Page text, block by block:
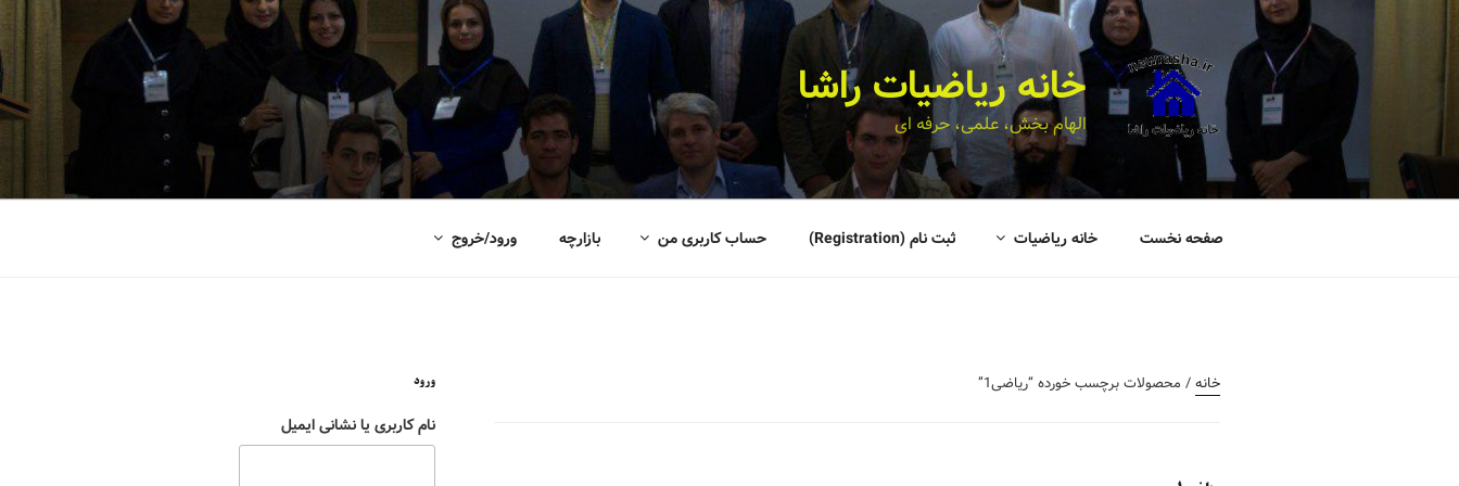
خانه ریاضیات راشا
الهام بخش، علمی، حرفه ای
صفحه نخست خانه ریاضیات ثبت نام (Registration) حساب کاربری من بازارچه ورود/خروج
خانه/ محصولات برچسب خورده “ریاضی1” ورود
نام کاربری یا نشانی ایمیل